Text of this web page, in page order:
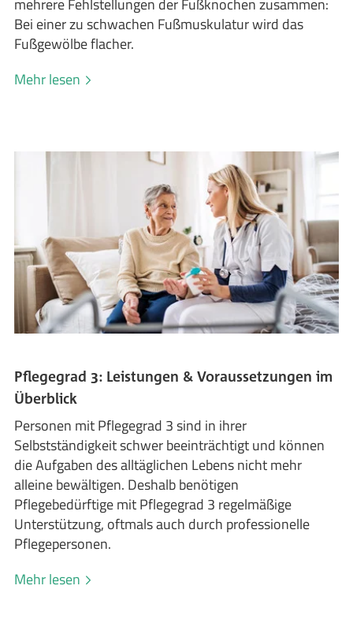
mehrere Fehlstellungen der Fußknochen zusammen:
Bei einer zu schwachen Fußmuskulatur wird das
Fußgewölbe flacher.
Mehr lesen
Pflegegrad 3: Leistungen & Voraussetzungen im
Überblick
Personen mit Pflegegrad 3 sind in ihrer
Selbstständigkeit schwer beeinträchtigt und können
die Aufgaben des alltäglichen Lebens nicht mehr
alleine bewältigen. Deshalb benötigen
Pflegebedürftige mit Pflegegrad 3 regelmäßige
Unterstützung, oftmals auch durch professionelle
Pflegepersonen.
Mehr lesen